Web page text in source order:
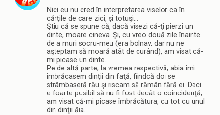
Nici eu nu cred în interpretarea viselor ca în
cărţile de care zici, şi totuşi…
Ştiu că se spune că, dacă visezi că-ţi pierzi un
dinte, moare cineva. Şi, cu vreo două zile înainte
de a muri socru-meu (era bolnav, dar nu ne
aşteptam să moară atât de curând), am visat că-
mi picase un dinte.
Pe de altă parte, la vremea respectivă, abia îmi
îmbrăcasem dinţii din faţă, fiindcă doi se
strâmbaseră rău şi riscam să rămân fără ei. Deci
e foarte posibil să nu fi fost decât o coincidenţă,
am visat că-mi picase îmbrăcătura, cu tot cu unul
din dinţii ăia.